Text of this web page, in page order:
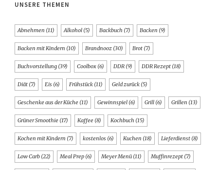
UNSERE THEMEN
Abnehmen (11) Alkohol (5) Backbuch (7) Backen (9)
Backen mit Kindern (10) Brandnooz (30) Brot (7)
Buchvorstellung (39) Coolbox (6) DDR (9) DDR Rezept (18)
Diät (7) Eis (6) Frühstück (11) Geld zurück (5)
Geschenke aus der Küche (11) Gewinnspiel (6) Grill (6) Grillen (13)
Grüner Smoothie (17) Kaffee (8) Kochbuch (15)
Kochen mit Kindern (7) kostenlos (6) Kuchen (18) Lieferdienst (8)
Low Carb (22) Meal Prep (6) Meyer Menü (11) Muffinrezept (7)